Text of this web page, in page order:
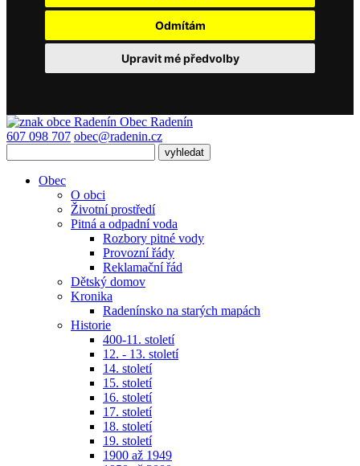
Odmítám
Upravit mé předvolby
Obec Radenín
607 098 707 obec@radenin.cz
Obec
O obci
Životní prostředí
Pitná a odpadní voda
Rozbory pitné vody
Provozní řády
Reklamační řád
Dětský domov
Kronika
Radenínsko na starých mapách
Historie
400-11. století
12. - 13. století
14. století
15. století
16. století
17. století
18. století
19. století
1900 až 1949